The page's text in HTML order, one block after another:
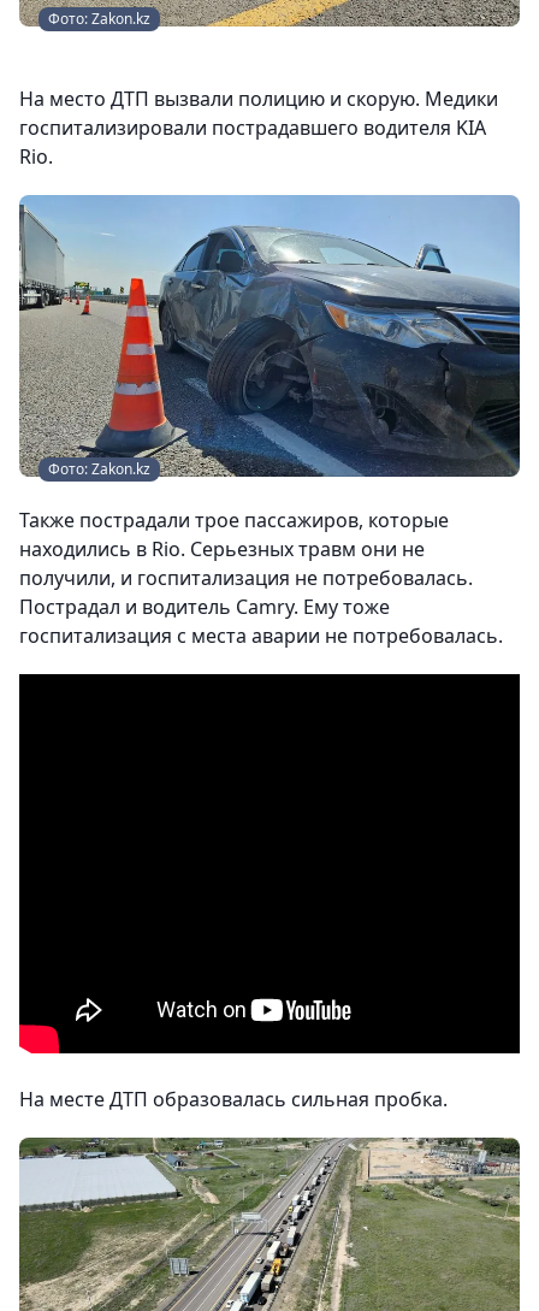
Фото: Zakon.kz
На место ДТП вызвали полицию и скорую. Медики
госпитализировали пострадавшего водителя KIA
Rio.
Фото: Zakon.kz
Также пострадали трое пассажиров, которые
находились в Rio. Серьезных травм они не
получили, и госпитализация не потребовалась.
Пострадал и водитель Camry. Ему тоже
госпитализация с места аварии не потребовалась.
На месте ДТП образовалась сильная пробка.